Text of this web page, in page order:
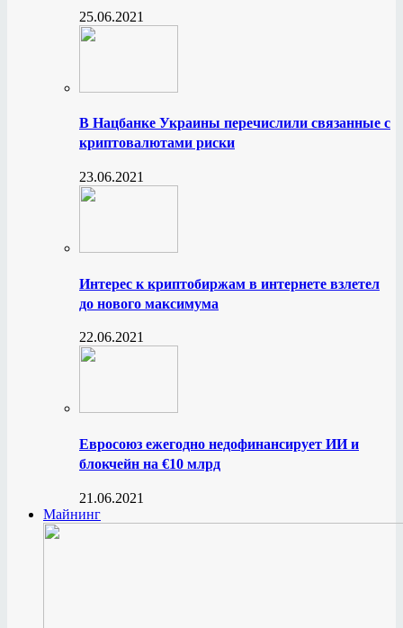
25.06.2021
В Нацбанке Украины перечислили связанные с
криптовалютами риски
23.06.2021
Интерес к криптобиржам в интернете взлетел
до нового максимума
22.06.2021
Евросоюз ежегодно недофинансирует ИИ и
блокчейн на €10 млрд
21.06.2021
Майнинг